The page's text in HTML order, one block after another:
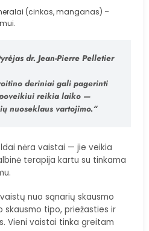
(cinkas, manganas) –
dr. Jean-Pierre Pelletier
deriniai gali pagerinti
reikia laiko —
nuoseklaus vartojimo.“
nėra vaistai — jie veikia
terapija kartu su tinkama
nuo sąnarių skausmo
skausmo tipo, priežasties ir
Vieni vaistai tinka greitam